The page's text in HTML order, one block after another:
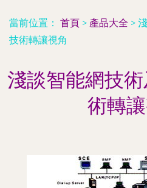
當前位置： 首頁 > 產品大全 >
技術轉讓視角
淺談智能網技
術轉